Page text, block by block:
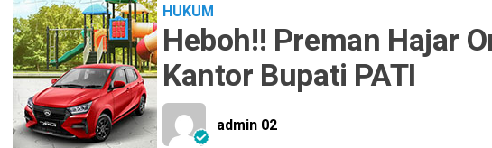
HUKUM
Heboh!! Preman Hajar
Kantor Bupati PATI
admin 02